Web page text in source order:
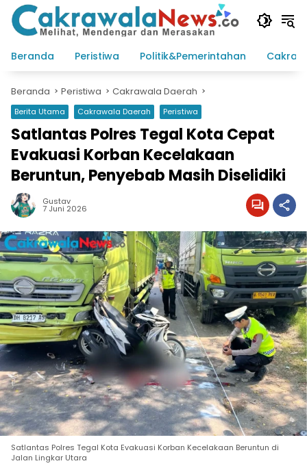
Langsung
konten
Beranda
Peristiwa Politik&Pemerintahan
Beranda Peristiwa Cakrawala Daerah
Berita Utama Cakrawala Daerah Peristiwa
Satlantas Polres Tegal Kota Cepat
Evakuasi Korban Kecelakaan
Beruntun, Penyebab Masih Diselidiki
Gustav
7 Juni 2026
Satlantas Polres Tegal Kota Evakuasi Korban Kecelakaan Beruntun di
Jalan Lingkar Utara